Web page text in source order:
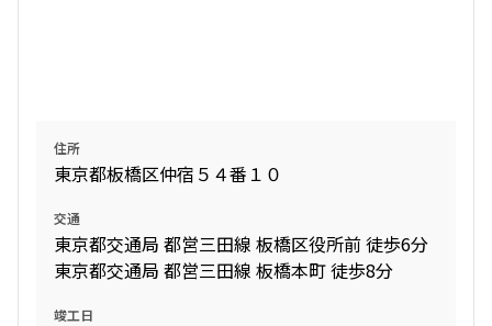
4697
お部屋を再検索
住所
東京都板橋区仲宿５４番１０
交通
東京都交通局 都営三田線 板橋区役所前 徒歩6分
東京都交通局 都営三田線 板橋本町 徒歩8分
竣工日